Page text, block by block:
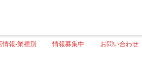
情報-業種別 情報募集中 お問い合わせ